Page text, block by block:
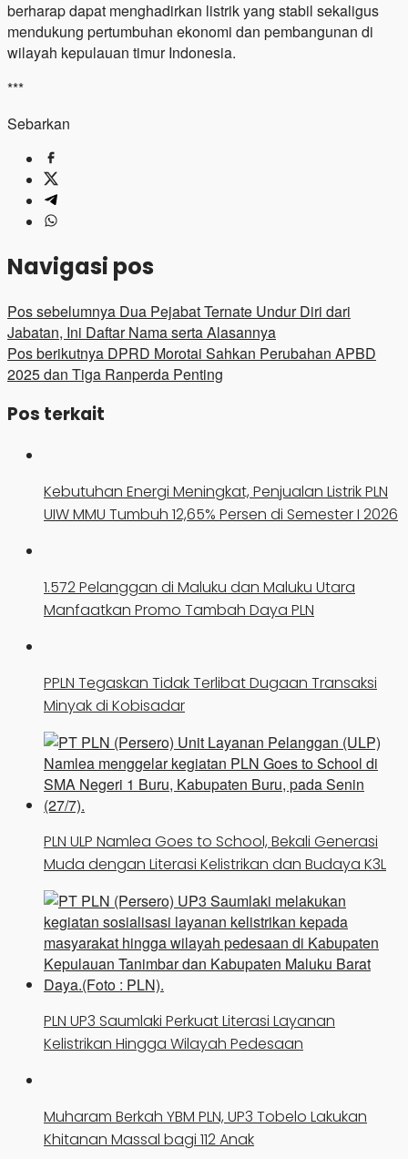
berharap dapat menghadirkan listrik yang stabil sekaligus
mendukung pertumbuhan ekonomi dan pembangunan di
wilayah kepulauan timur Indonesia.
***
Sebarkan
Navigasi pos
Pos sebelumnya Dua Pejabat Ternate Undur Diri dari
Jabatan, Ini Daftar Nama serta Alasannya
Pos berikutnya DPRD Morotai Sahkan Perubahan APBD
2025 dan Tiga Ranperda Penting
Pos terkait
Kebutuhan Energi Meningkat, Penjualan Listrik PLN
UIW MMU Tumbuh 12,65% Persen di Semester I 2026
1.572 Pelanggan di Maluku dan Maluku Utara
Manfaatkan Promo Tambah Daya PLN
PPLN Tegaskan Tidak Terlibat Dugaan Transaksi
Minyak di Kobisadar
PLN ULP Namlea Goes to School, Bekali Generasi
Muda dengan Literasi Kelistrikan dan Budaya K3L
PLN UP3 Saumlaki Perkuat Literasi Layanan
Kelistrikan Hingga Wilayah Pedesaan
Muharam Berkah YBM PLN, UP3 Tobelo Lakukan
Khitanan Massal bagi 112 Anak